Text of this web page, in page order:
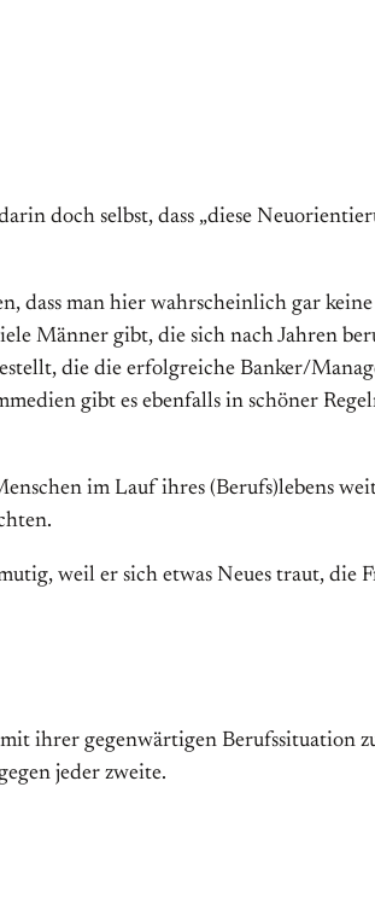
doch selbst, dass „diese
dass man hier wahrscheinlich gar
Männer gibt, die sich nach Jahren
die die erfolgreiche Banker/
gibt es ebenfalls in schöner
im Lauf ihres (Berufs)lebens
weil er sich etwas Neues traut, die
ihrer gegenwärtigen Berufssituation
jeder zweite.